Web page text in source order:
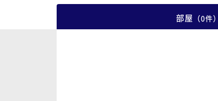
部屋 （0件）